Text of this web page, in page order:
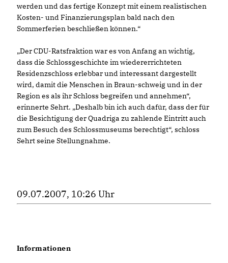
werden und das fertige Konzept mit einem realistischen
Kosten- und Finanzierungsplan bald nach den
Sommerferien beschließen können.“
Der CDU-Ratsfraktion war es von Anfang an wichtig,
dass die Schlossgeschichte im wiedererrichteten
Residenzschloss erlebbar und interessant dargestellt
wird, damit die Menschen in Braun-schweig und in der
Region es als ihr Schloss begreifen und annehmen“,
erinnerte Sehrt. „Deshalb bin ich auch dafür, dass der für
die Besichtigung der Quadriga zu zahlende Eintritt auch
zum Besuch des Schlossmuseums berechtigt“, schloss
Sehrt seine Stellungnahme.
09.07.2007, 10:26 Uhr
Informationen